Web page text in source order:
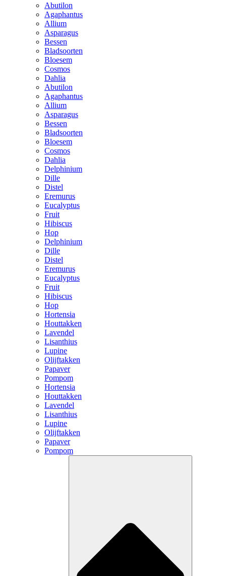
Abutilon
Agaphantus
Allium
Asparagus
Bessen
Bladsoorten
Bloesem
Cosmos
Dahlia
Abutilon
Agaphantus
Allium
Asparagus
Bessen
Bladsoorten
Bloesem
Cosmos
Dahlia
Delphinium
Dille
Distel
Eremurus
Eucalyptus
Fruit
Hibiscus
Hop
Delphinium
Dille
Distel
Eremurus
Eucalyptus
Fruit
Hibiscus
Hop
Hortensia
Houttakken
Lavendel
Lisanthius
Lupine
Olijftakken
Papaver
Pompom
Hortensia
Houttakken
Lavendel
Lisanthius
Lupine
Olijftakken
Papaver
Pompom